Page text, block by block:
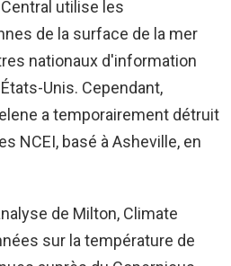
utilise les
de la surface de la mer
nationaux d'information
Unis. Cependant,
a temporairement détruit
NCEI, basé à Asheville, en
de Milton, Climate
sur la température de